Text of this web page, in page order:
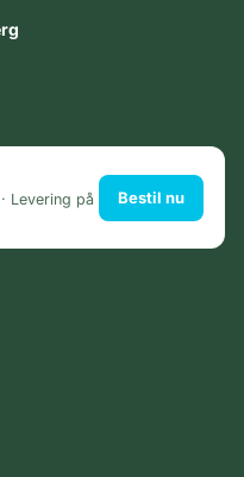
Levering på
Bestil nu